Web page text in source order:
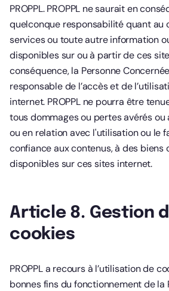
PROPPL. PROPPL ne saurait en
quelconque responsabilité quant au
services ou toute autre information
disponibles sur ou à partir de ces
conséquence, la Personne
responsable de l’accès et de
internet. PROPPL ne pourra être
tous dommages ou pertes avérés
ou en relation avec l'utilisation ou le
confiance aux contenus, à des biens
disponibles sur ces sites internet.
Article 8. Gestion
cookies
PROPPL a recours à l’utilisation de
bonnes fins du fonctionnement de la